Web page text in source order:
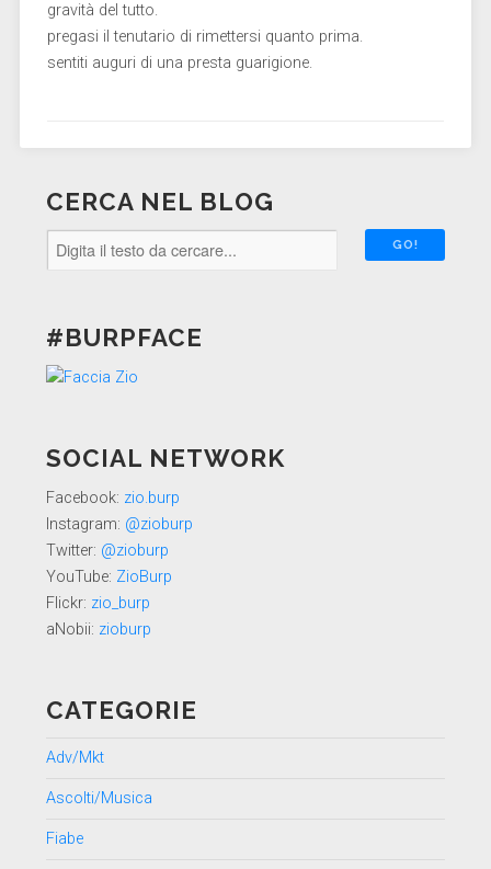
gravità del tutto.
pregasi il tenutario di rimettersi quanto prima.
sentiti auguri di una presta guarigione.
CERCA NEL BLOG
#BURPFACE
SOCIAL NETWORK
Facebook: zio.burp
Instagram: @zioburp
Twitter: @zioburp
YouTube: ZioBurp
Flickr: zio_burp
aNobii: zioburp
CATEGORIE
Adv/Mkt
Ascolti/Musica
Fiabe